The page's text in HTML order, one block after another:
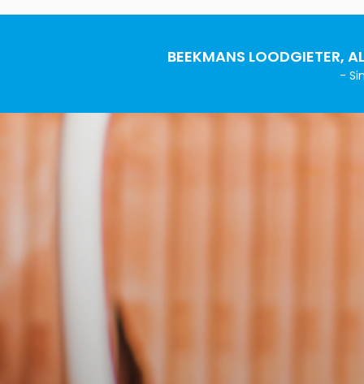
BEEKMANS LOODGIETER,
-